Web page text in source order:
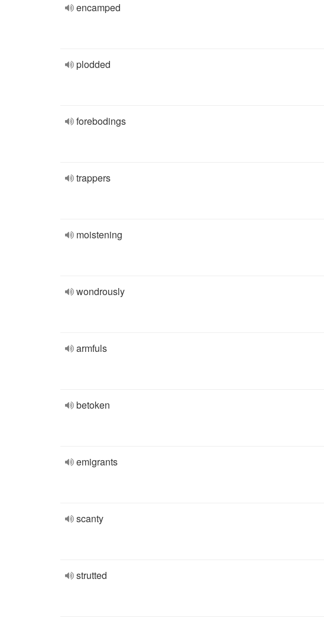
encamped
plodded
forebodings
trappers
moistening
wondrously
armfuls
betoken
emigrants
scanty
strutted